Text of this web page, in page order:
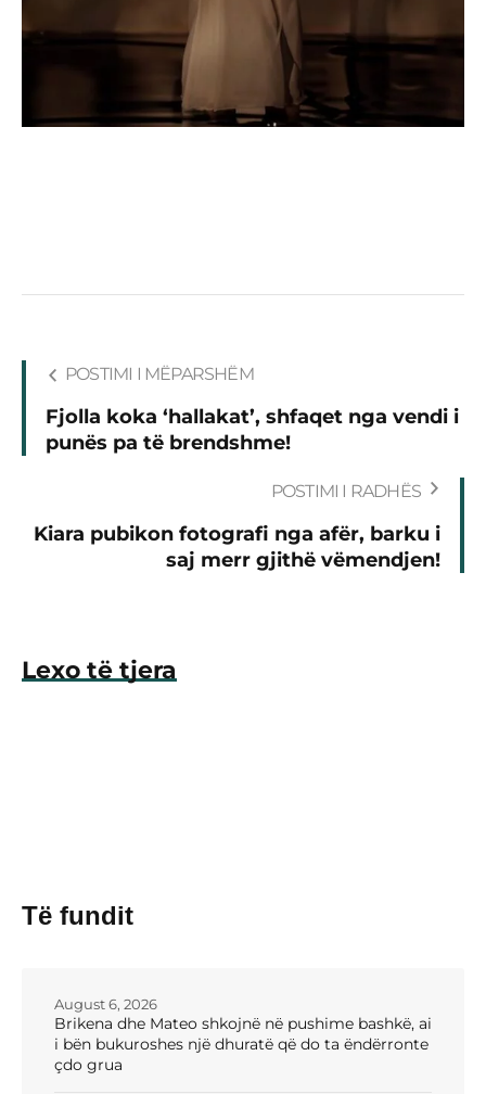
POSTIMI I MËPARSHËM
Fjolla koka ‘hallakat’, shfaqet nga vendi i
punës pa të brendshme!
POSTIMI I RADHËS
Kiara pubikon fotografi nga afër, barku i
saj merr gjithë vëmendjen!
Lexo të tjera
Të fundit
Brikena dhe Mateo shkojnë në pushime bashkë, ai
i bën bukuroshes një dhuratë që do ta ëndërronte
çdo grua
August 6, 2026